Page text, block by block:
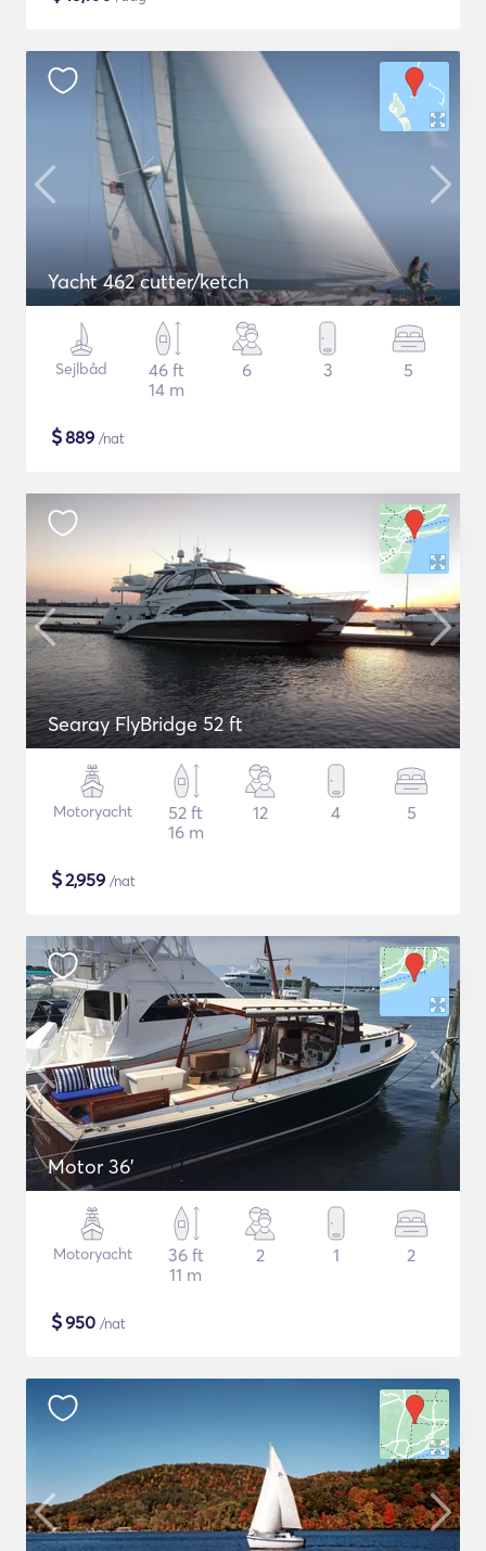
Yacht 462 cutter/ketch
Sejlbåd
46 ft
14 m
6 3 5
$889 /nat
Searay FlyBridge 52 ft
Motoryacht
52 ft
16 m
12 4 5
$2,959 /nat
Motor 36'
Motoryacht
36 ft
11 m
2 1 2
$950 /nat